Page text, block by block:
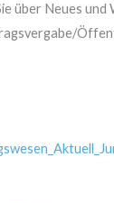
über Neues und